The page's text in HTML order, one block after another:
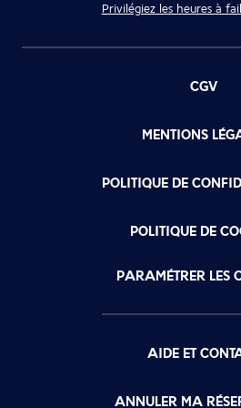
Privilégiez les heures à
CGV
MENTIONS
POLITIQUE DE
POLITIQUE DE
PARAMÉTRER LES
AIDE ET
ANNULER MA